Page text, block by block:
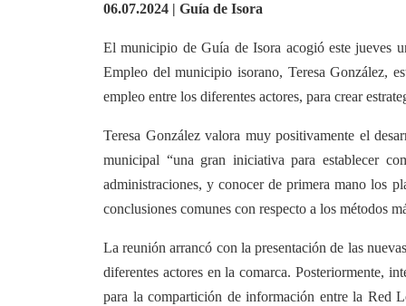
06.07.2024 | Guía de Isora
El municipio de Guía de Isora acogió este jueves
Empleo del municipio isorano, Teresa González,
empleo entre los diferentes actores, para crear
Teresa González valora muy positivamente el
municipal “una gran iniciativa para establecer
administraciones, y conocer de primera mano los
conclusiones comunes con respecto a los métodos
La reunión arrancó con la presentación de las
diferentes actores en la comarca. Posteriormente,
para la compartición de información entre la Red